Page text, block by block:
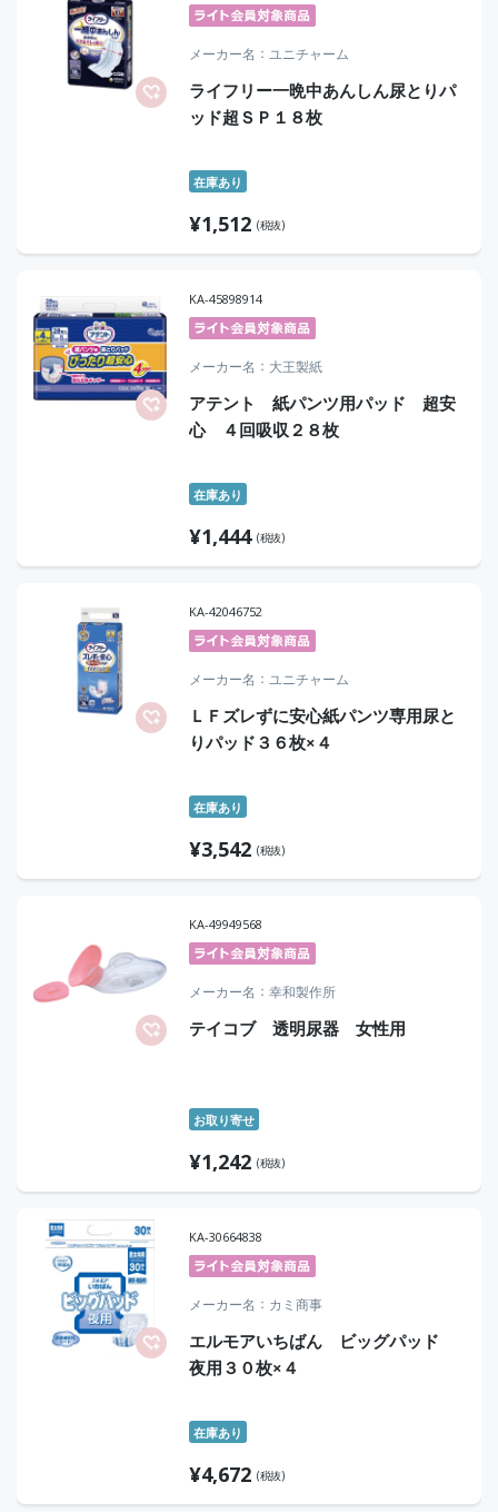
メーカー名 ユニチャーム
ライフリー一晩中あんしん尿とりパ
ッド超ＳＰ１８枚
在庫あり
¥1,512 (税抜)
KA-45898914
メーカー名 大王製紙
アテント 紙パンツ用パッド 超安
心 ４回吸収２８枚
在庫あり
¥1,444 (税抜)
KA-42046752
メーカー名 ユニチャーム
ＬＦズレずに安心紙パンツ専用尿と
りパッド３６枚×４
在庫あり
¥3,542 (税抜)
KA-49949568
メーカー名 幸和製作所
テイコブ 透明尿器 女性用
お取り寄せ
¥1,242 (税抜)
KA-30664838
メーカー名 カミ商事
エルモアいちばん ビッグパッド
夜用３０枚×４
在庫あり
¥4,672 (税抜)